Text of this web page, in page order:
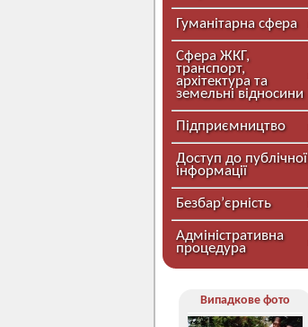
Гуманітарна сфера
Сфера ЖКГ,
транспорт,
архітектура та
земельні відносини
Підприємництво
Доступ до публічної
інформації
Безбар’єрність
Адміністративна
процедура
Випадкове фото